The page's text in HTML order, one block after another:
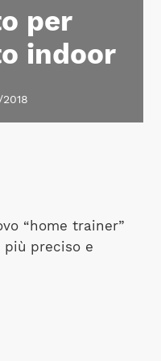
per
indoor
“home trainer”
preciso e